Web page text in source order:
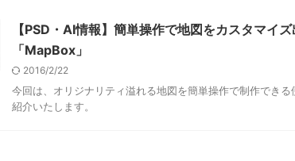
【PSD・AI情報】簡単操作で地図をカスタマイ
「MapBox」
2016/2/22
今回は、オリジナリティ溢れる地図を簡単操作で制作でき
紹介いたします。